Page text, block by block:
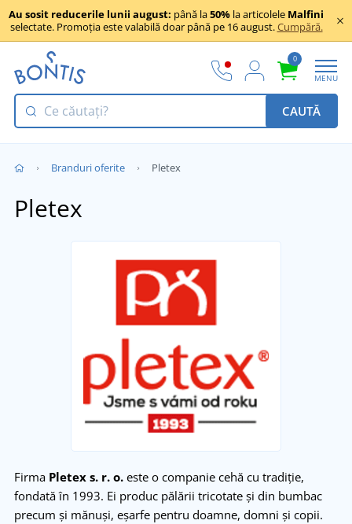
Au sosit reducerile lunii august: până la50% la articolele Malfini
selectate. Promoția este valabilă doar până pe 16 august.Cumpără.
0
MENU
CAUTĂ
Branduri oferite Pletex
Pletex
Firma Pletex s. r. o. este o companie cehă cu tradiție,
fondată în 1993. Ei produc pălării tricotate și din bumbac
precum și mănuși, eșarfe pentru doamne, domni și copii.